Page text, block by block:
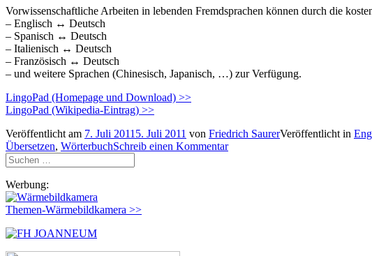
Vorwissenschaftliche Arbeiten in lebenden Fremdsprachen können durch die
– Englisch ↔ Deutsch
– Spanisch ↔ Deutsch
– Italienisch ↔ Deutsch
– Französisch ↔ Deutsch
– und weitere Sprachen (Chinesisch, Japanisch, …) zur Verfügung.
LingoPad (Homepage und Download) >>
LingoPad (Wikipedia-Eintrag) >>
Veröffentlicht am 7. Juli 2011 5. Juli 2011 von Friedrich SaurerVeröffentlicht in
Übersetzen, WörterbuchSchreib einen Kommentar
Suchen
nach:
Werbung:
Themen-Wärmebildkamera >>